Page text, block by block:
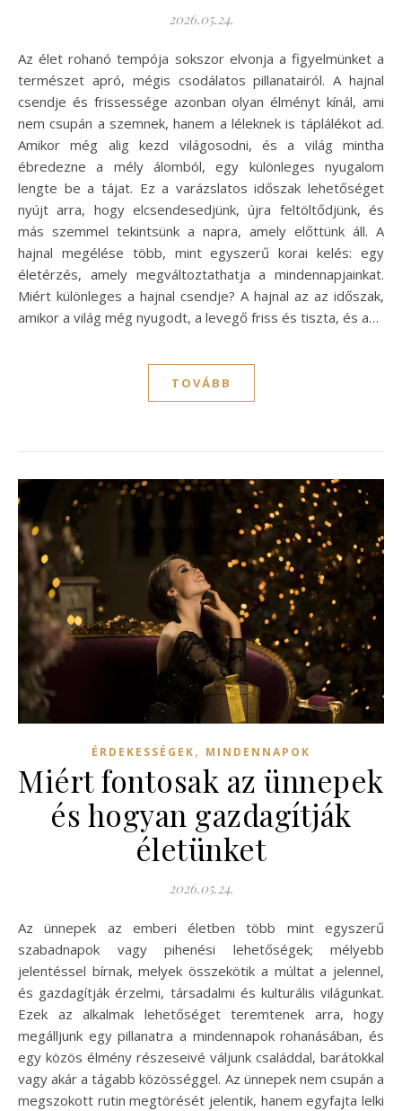
2026.05.24.
Az élet rohanó tempója sokszor elvonja a figyelmünket a
természet apró, mégis csodálatos pillanatairól. A hajnal
csendje és frissessége azonban olyan élményt kínál, ami
nem csupán a szemnek, hanem a léleknek is táplálékot ad.
Amikor még alig kezd világosodni, és a világ mintha
ébredezne a mély álomból, egy különleges nyugalom
lengte be a tájat. Ez a varázslatos időszak lehetőséget
nyújt arra, hogy elcsendesedjünk, újra feltöltődjünk, és
más szemmel tekintsünk a napra, amely előttünk áll. A
hajnal megélése több, mint egyszerű korai kelés: egy
életérzés, amely megváltoztathatja a mindennapjainkat.
Miért különleges a hajnal csendje? A hajnal az az időszak,
amikor a világ még nyugodt, a levegő friss és tiszta, és a…
TOVÁBB
ÉRDEKESSÉGEK, MINDENNAPOK
Miért fontosak az ünnepek
és hogyan gazdagítják
életünket
2026.05.24.
Az ünnepek az emberi életben több mint egyszerű
szabadnapok vagy pihenési lehetőségek; mélyebb
jelentéssel bírnak, melyek összekötik a múltat a jelennel,
és gazdagítják érzelmi, társadalmi és kulturális világunkat.
Ezek az alkalmak lehetőséget teremtenek arra, hogy
megálljunk egy pillanatra a mindennapok rohanásában, és
egy közös élmény részeseivé váljunk családdal, barátokkal
vagy akár a tágabb közösséggel. Az ünnepek nem csupán a
megszokott rutin megtörését jelentik, hanem egyfajta lelki